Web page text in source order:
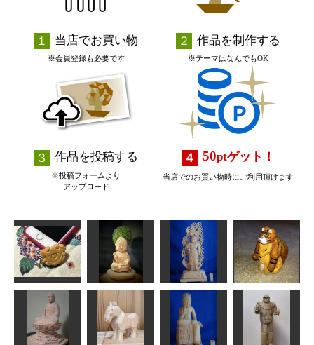
当店でお買い物
※会員登録も必要です
作品を制作する
※テーマはなんでもOK
作品を投稿する
※投稿フォームより
アップロード
50ptゲット！
当店でのお買い物時にご利用頂けます
カニ 童阿弥陀 不動明王像
虎の威を借る
狐